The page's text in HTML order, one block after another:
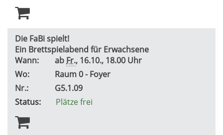
Die FaBi spielt!
Ein Brettspielabend für Erwachsene
Wann:
ab Fr., 16.10., 18.00 Uhr
Wo:
Raum 0 - Foyer
Nr.:
G5.1.09
Status:
Plätze frei